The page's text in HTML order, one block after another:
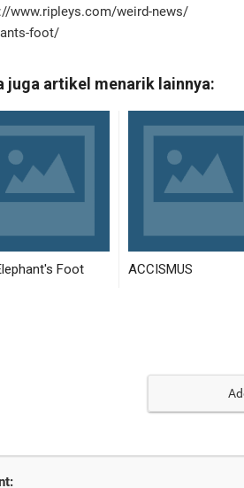
www.ripleys.com/weird-news/
foot/